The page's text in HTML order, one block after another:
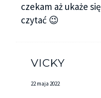
czekam aż ukaże
czytać 😉
VICKY
22 maja 2022